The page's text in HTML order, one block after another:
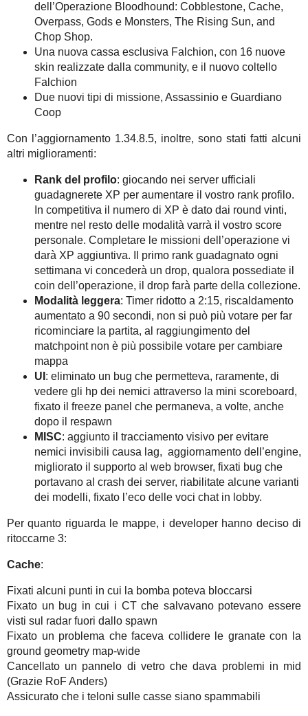
dell’Operazione Bloodhound: Cobblestone, Cache,
Overpass, Gods e Monsters, The Rising Sun, and
Chop Shop.
Una nuova cassa esclusiva Falchion, con 16 nuove
skin realizzate dalla community, e il nuovo coltello
Falchion
Due nuovi tipi di missione, Assassinio e Guardiano
Coop
Con l’aggiornamento 1.34.8.5, inoltre, sono stati fatti alcuni
altri miglioramenti:
Rank del profilo: giocando nei server ufficiali
guadagnerete XP per aumentare il vostro rank profilo.
In competitiva il numero di XP è dato dai round vinti,
mentre nel resto delle modalità varrà il vostro score
personale. Completare le missioni dell’operazione vi
darà XP aggiuntiva. Il primo rank guadagnato ogni
settimana vi concederà un drop, qualora possediate il
coin dell’operazione, il drop farà parte della collezione.
Modalità leggera: Timer ridotto a 2:15, riscaldamento
aumentato a 90 secondi, non si può più votare per far
ricominciare la partita, al raggiungimento del
matchpoint non è più possibile votare per cambiare
mappa
UI : eliminato un bug che permetteva, raramente, di
vedere gli hp dei nemici attraverso la mini scoreboard,
fixato il freeze panel che permaneva, a volte, anche
dopo il respawn
MISC: aggiunto il tracciamento visivo per evitare
nemici invisibili causa lag, aggiornamento dell’engine,
migliorato il supporto al web browser, fixati bug che
portavano al crash dei server, riabilitate alcune varianti
dei modelli, fixato l’eco delle voci chat in lobby.
Per quanto riguarda le mappe, i developer hanno deciso di
ritoccarne 3:
Cache:
Fixati alcuni punti in cui la bomba poteva bloccarsi
Fixato un bug in cui i CT che salvavano potevano essere
visti sul radar fuori dallo spawn
Fixato un problema che faceva collidere le granate con la
ground geometry map-wide
Cancellato un pannelo di vetro che dava problemi in mid
(Grazie RoF Anders)
Assicurato che i teloni sulle casse siano spammabili